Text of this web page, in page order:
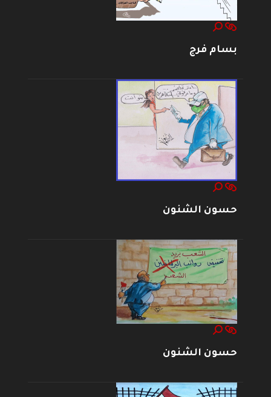
بسام فرج
حسون الشنون
حسون الشنون